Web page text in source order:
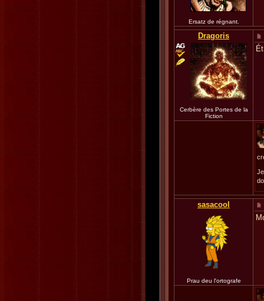
Ersatz de régnant.
Dragoris
Cerbère des Portes de la
Fiction
sasacool
Prau deu l'ortografe